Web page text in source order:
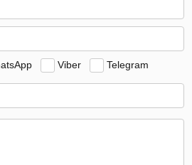
Viber Telegram